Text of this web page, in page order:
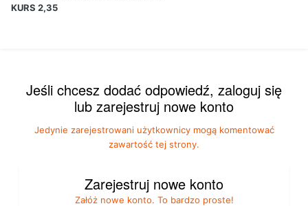
KURS 2,35
Jeśli chcesz dodać odpowiedź, zaloguj się
lub zarejestruj nowe konto
Jedynie zarejestrowani użytkownicy mogą komentować
zawartość tej strony.
Zarejestruj nowe konto
Załóż nowe konto. To bardzo proste!